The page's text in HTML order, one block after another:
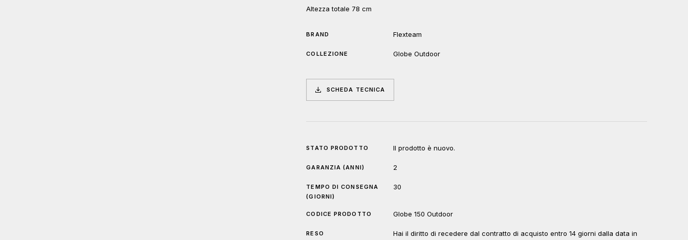
Altezza totale 78 cm
BRAND Flexteam
COLLEZIONE Globe Outdoor
SCHEDA TECNICA
STATO PRODOTTO Il prodotto è nuovo.
GARANZIA (ANNI) 2
TEMPO DI CONSEGNA
(GIORNI)
30
CODICE PRODOTTO Globe 150 Outdoor
RESO
Hai il diritto di recedere dal contratto di acquisto entro 14 giorni dalla data in